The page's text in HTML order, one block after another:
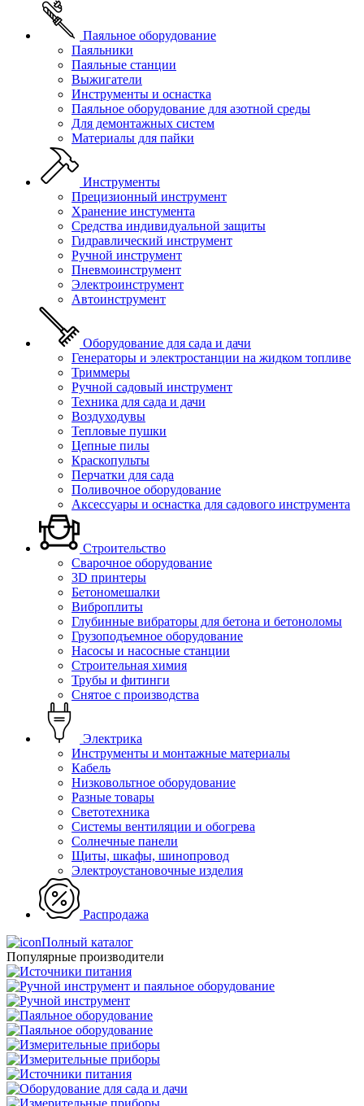
Паяльное оборудование
Паяльники
Паяльные станции
Выжигатели
Инструменты и оснастка
Паяльное оборудование для азотной среды
Для демонтажных систем
Материалы для пайки
Инструменты
Прецизионный инструмент
Хранение инстумента
Средства индивидуальной защиты
Гидравлический инструмент
Ручной инструмент
Пневмоинструмент
Электроинструмент
Автоинструмент
Оборудование для сада и дачи
Генераторы и электростанции на жидком топливе
Триммеры
Ручной садовый инструмент
Техника для сада и дачи
Воздуходувы
Тепловые пушки
Цепные пилы
Краскопульты
Перчатки для сада
Поливочное оборудование
Аксессуары и оснастка для садового инструмента
Строительство
Сварочное оборудование
3D принтеры
Бетономешалки
Виброплиты
Глубинные вибраторы для бетона и бетоноломы
Грузоподъемное оборудование
Насосы и насосные станции
Строительная химия
Трубы и фитинги
Снятое с производства
Электрика
Инструменты и монтажные материалы
Кабель
Низковольтное оборудование
Разные товары
Светотехника
Системы вентиляции и обогрева
Солнечные панели
Щиты, шкафы, шинопровод
Электроустановочные изделия
Распродажа
Полный каталог
Популярные производители